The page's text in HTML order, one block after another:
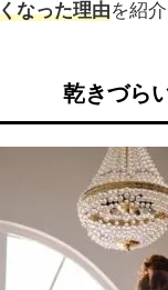
なった理由を紹
乾きづら